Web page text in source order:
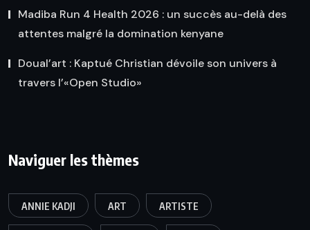
Madiba Run 4 Health 2026 : un succès au-delà des
attentes malgré la domination kenyane
Doual’art : Kaptué Christian dévoile son univers à
travers l’«Open Studio»
Naviguer les thèmes
ANNIE KADJI ART ARTISTE